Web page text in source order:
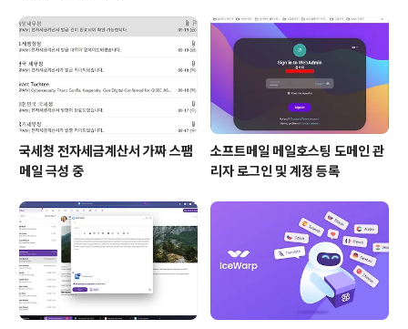
국세청 전자세금계산서 가짜 스팸
메일 극성 중
소프트메일 메일호스팅 도메인 관
리자 로그인 및 계정 등록